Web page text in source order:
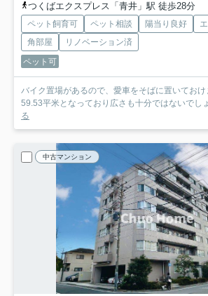
つくばエクスプレス「青井」駅 徒歩28分
ペット飼育可 ペット相談 陽当り良好
角部屋
リノベーション済
ペット可
バイク置場があるので、愛車をそばに置いてお
59.53平米となっており広さも十分ではないでし
る
中古マンション